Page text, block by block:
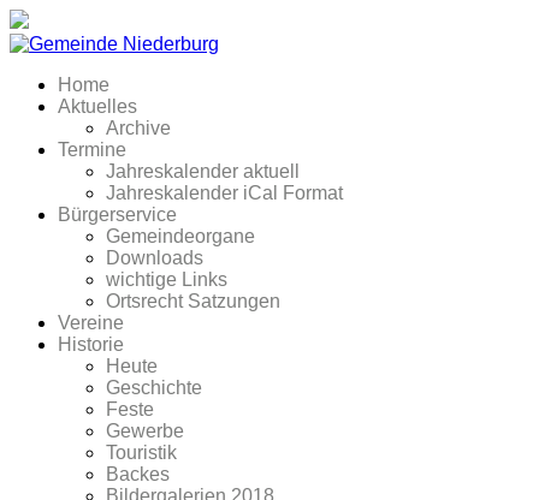
Home
Aktuelles
Archive
Termine
Jahreskalender aktuell
Jahreskalender iCal Format
Bürgerservice
Gemeindeorgane
Downloads
wichtige Links
Ortsrecht Satzungen
Vereine
Historie
Heute
Geschichte
Feste
Gewerbe
Touristik
Backes
Bildergalerien 2018